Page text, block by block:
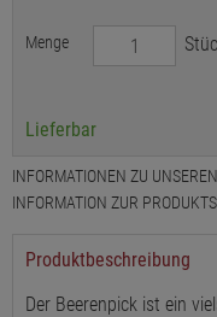
Menge
Lieferbar
INFORMATIONEN ZU
INFORMATION ZUR
Produktbeschreibung
Der Beerenpick ist ein